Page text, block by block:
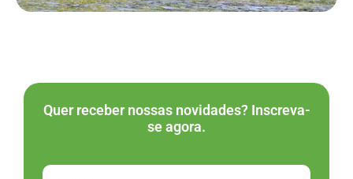
Quer receber nossas novidades? Inscreva-
se agora.